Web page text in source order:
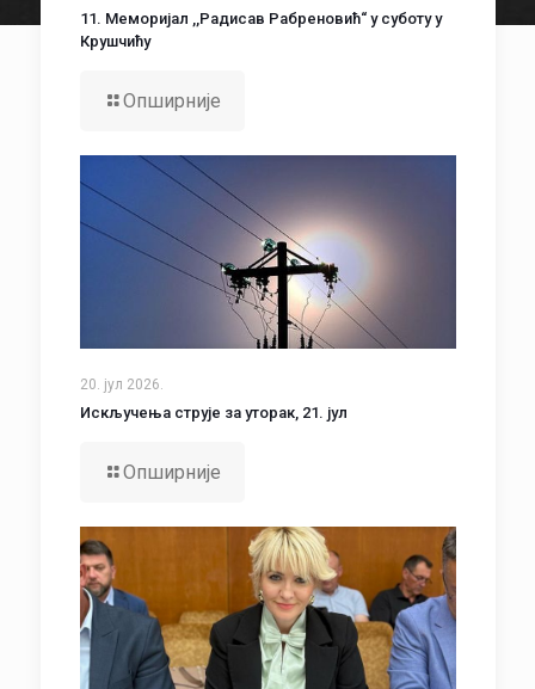
11. Меморијал ,,Радисав Рабреновић“ у суботу у
Крушчићу
Опширније
20. јул 2026.
Искључења струје за уторак, 21. јул
Опширније